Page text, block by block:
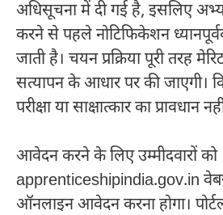
अधिसूचना में दी गई है, इसलिए
करने से पहले नोटिफिकेशन
जाती है। चयन प्रक्रिया पूरी तरह
सत्यापन के आधार पर की जाएगी।
परीक्षा या साक्षात्कार का प्रावधान
आवेदन करने के लिए उम्मीदवारों को
apprenticeshipindia.gov.in
ऑनलाइन आवेदन करना होगा।